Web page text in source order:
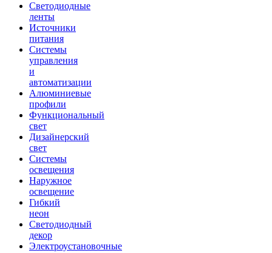
Светодиодные
ленты
Источники
питания
Системы
управления
и
автоматизации
Алюминиевые
профили
Функциональный
свет
Дизайнерский
свет
Системы
освещения
Наружное
освещение
Гибкий
неон
Светодиодный
декор
Электроустановочные